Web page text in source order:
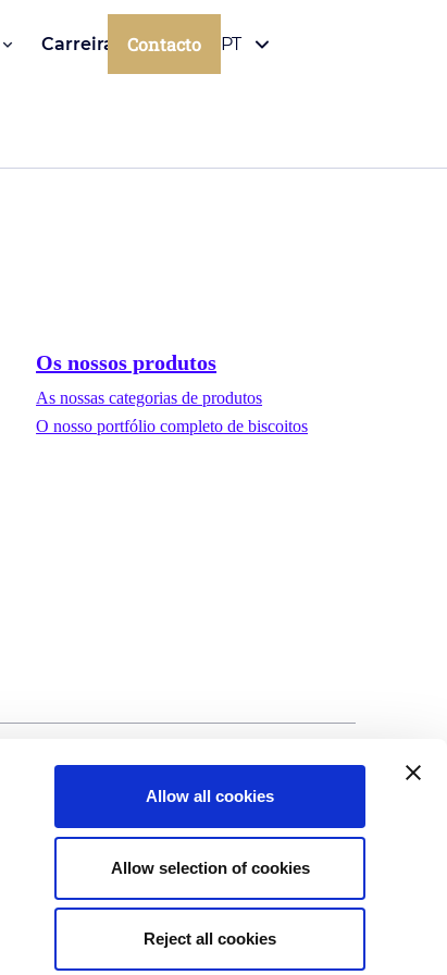
Allow all cookies
Allow selection of cookies
Reject all cookies
Carreiras Contacto PT
Os nossos produtos
As nossas categorias de produtos
O nosso portfólio completo de biscoitos
©Biscuit International 2023